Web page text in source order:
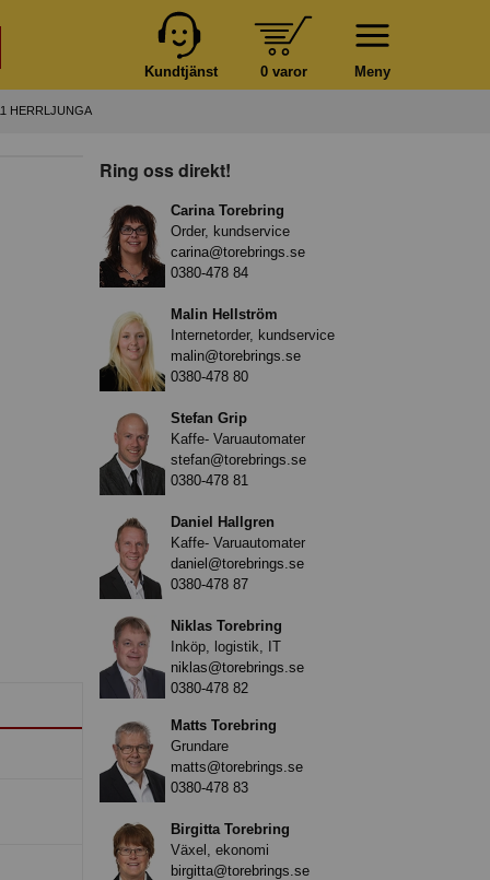
Meny
0 varor
Kundtjänst
HERRLJUNGA
Ring oss direkt!
Carina Torebring
Order, kundservice
carina@torebrings.se
0380-478 84
Malin Hellström
Internetorder, kundservice
malin@torebrings.se
0380-478 80
Stefan Grip
Kaffe- Varuautomater
stefan@torebrings.se
0380-478 81
Daniel Hallgren
Kaffe- Varuautomater
daniel@torebrings.se
0380-478 87
Niklas Torebring
Inköp, logistik, IT
niklas@torebrings.se
0380-478 82
Matts Torebring
Grundare
matts@torebrings.se
0380-478 83
Birgitta Torebring
Växel, ekonomi
birgitta@torebrings.se